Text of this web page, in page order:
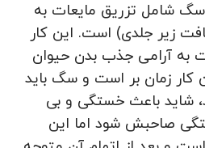
شامل تزریق مایعات به
زیر جلدی) است. این کار
به آرامی جذب بدن حیوان
کار زمان بر است و سگ باید
شاید باعث خستگی و بی
صاحبش شود اما این